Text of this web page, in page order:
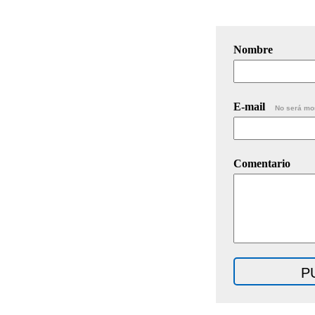
Nombre
E-mail No será
Comentario